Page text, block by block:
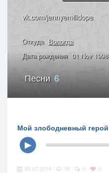
vk.com/jennyemilidope
Откуда Вологда
Дата рождения 01 Nov 1998
Песни 6
Мой злободневный герой
▶
09.07.2014 19 0 0